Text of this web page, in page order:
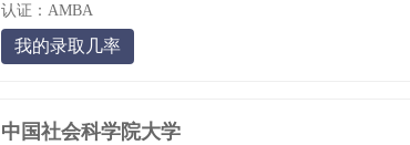
认证：AMBA
我的录取几率
中国社会科学院大学